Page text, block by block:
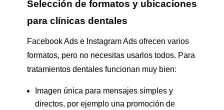
Selección de formatos y ubicaciones
para clínicas dentales
Facebook Ads e Instagram Ads ofrecen varios
formatos, pero no necesitas usarlos todos. Para
tratamientos dentales funcionan muy bien:
Imagen única para mensajes simples y
directos, por ejemplo una promoción de